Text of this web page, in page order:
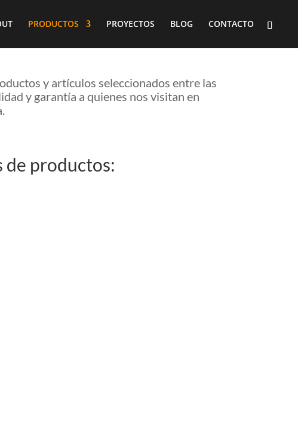
PRODUCTOS PROYECTOS BLOG CONTACTO
y artículos seleccionados entre las
y garantía a quienes nos visitan en
de productos: